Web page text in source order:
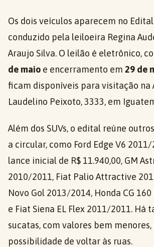
Os dois veículos aparecem no
conduzido pela leiloeira Regina
Araujo Silva. O leilão é eletrônico,
de maio e encerramento em 29 de
ficam disponíveis para visitação na
Laudelino Peixoto, 3333, em
Além dos SUVs, o edital reúne
a circular, como Ford Edge V6
lance inicial de R$ 11.940,00, GM
2010/2011, Fiat Palio Attractive
Novo Gol 2013/2014, Honda CG
e Fiat Siena EL Flex 2011/2011. Há
sucatas, com valores bem menores,
possibilidade de voltar às ruas.